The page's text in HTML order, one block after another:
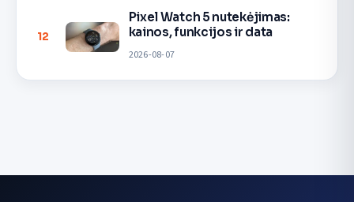
12
Pixel Watch 5 nutekėjimas:
kainos, funkcijos ir data
2026-08-07